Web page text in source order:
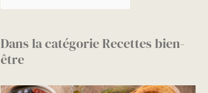
Dans la catégorie Recettes bien-
être